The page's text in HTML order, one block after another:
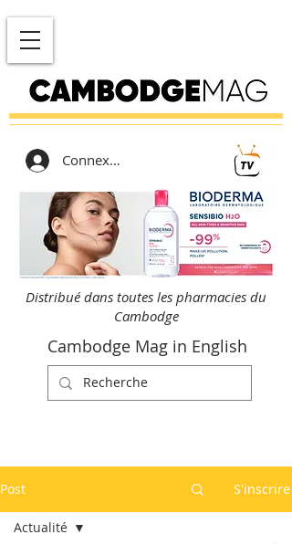
Connexion
Distribué dans toutes les pharmacies du
Cambodge
Cambodge Mag in English
Post S'inscrire
Actualité